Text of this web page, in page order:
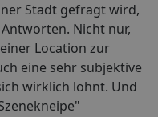
Stadt gefragt wird,
Nicht nur,
Location zur
eine sehr subjektive
wirklich lohnt. Und